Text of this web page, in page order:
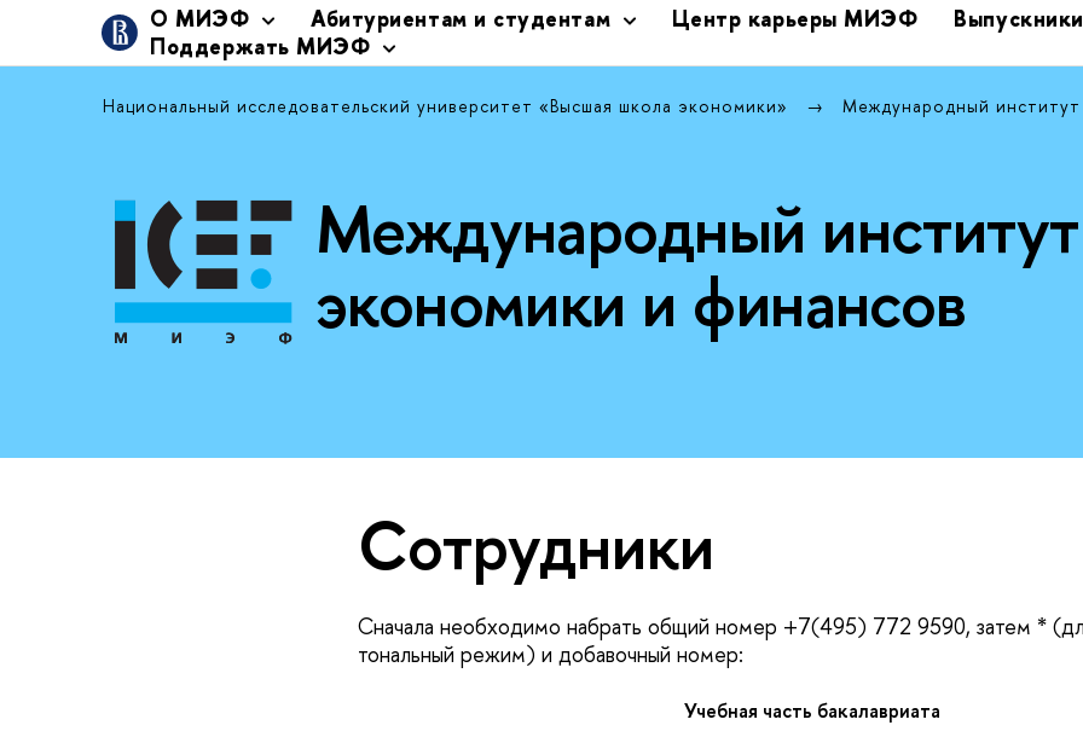
О МИЭФ Абитуриентам и студентам Центр карьеры МИЭФ Выпускники
Поддержать МИЭФ
Национальный исследовательский университет «Высшая школа экономики» Международный
Международный институт
экономики и финансов
Сотрудники
Сначала необходимо набрать общий номер +7(495) 772 9590, затем *
тональный режим) и добавочный номер:
Учебная часть бакалавриата